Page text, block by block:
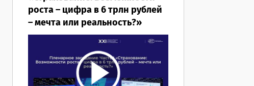
роста – цифра в 6 трлн рублей
– мечта или реальность?»